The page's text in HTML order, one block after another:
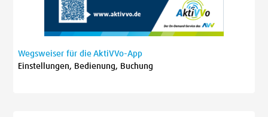
Wegsweiser für die AktiVVo-App
Einstellungen, Bedienung, Buchung